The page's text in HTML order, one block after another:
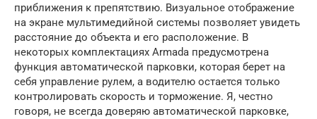
приближения к препятствию. Визуальное отображение
на экране мультимедийной системы позволяет увидеть
расстояние до объекта и его расположение. В
некоторых комплектациях Armada предусмотрена
функция автоматической парковки, которая берет на
себя управление рулем, а водителю остается только
контролировать скорость и торможение. Я, честно
говоря, не всегда доверяю автоматической парковке,